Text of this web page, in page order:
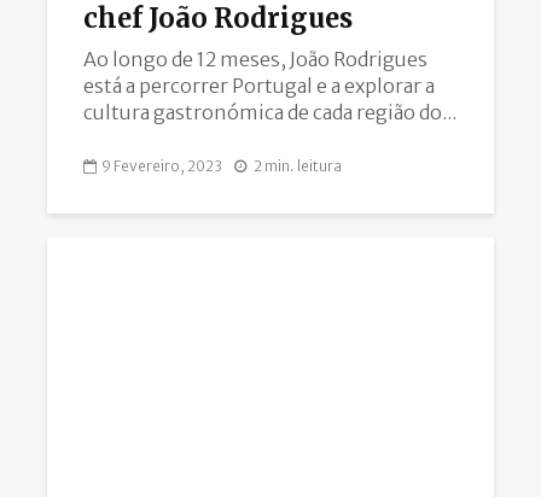
chef João Rodrigues
Ao longo de 12 meses, João Rodrigues
está a percorrer Portugal e a explorar a
cultura gastronómica de cada região do...
9 Fevereiro, 2023 2 min. leitura